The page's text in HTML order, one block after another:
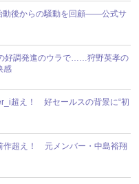
動後からの騒動を回顧――公式サ
好調発進のウラで……狩野英孝の
感
超え！ 好セールスの背景に“初
作超え！ 元メンバー・中島裕翔